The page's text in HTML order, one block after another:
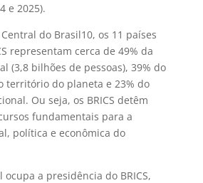
e 2025).
do Brasil10, os 11 países
representam cerca de 49% da
(3,8 bilhões de pessoas), 39% do
território do planeta e 23% do
Ou seja, os BRICS detêm
fundamentais para a
política e econômica do
ocupa a presidência do BRICS,